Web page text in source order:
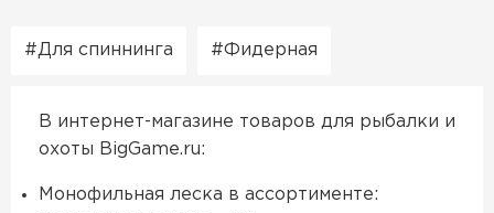
Для спиннинга Фидерная
В интернет-магазине товаров для рыбалки и
охоты BigGame.ru:
Монофильная леска в ассортименте: